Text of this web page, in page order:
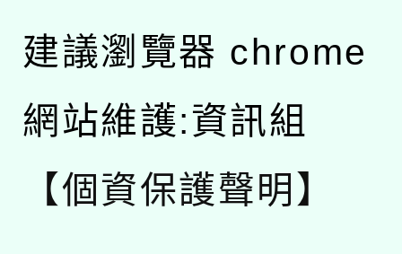
建議瀏覽器 chrome
網站維護:資訊組
【個資保護聲明】